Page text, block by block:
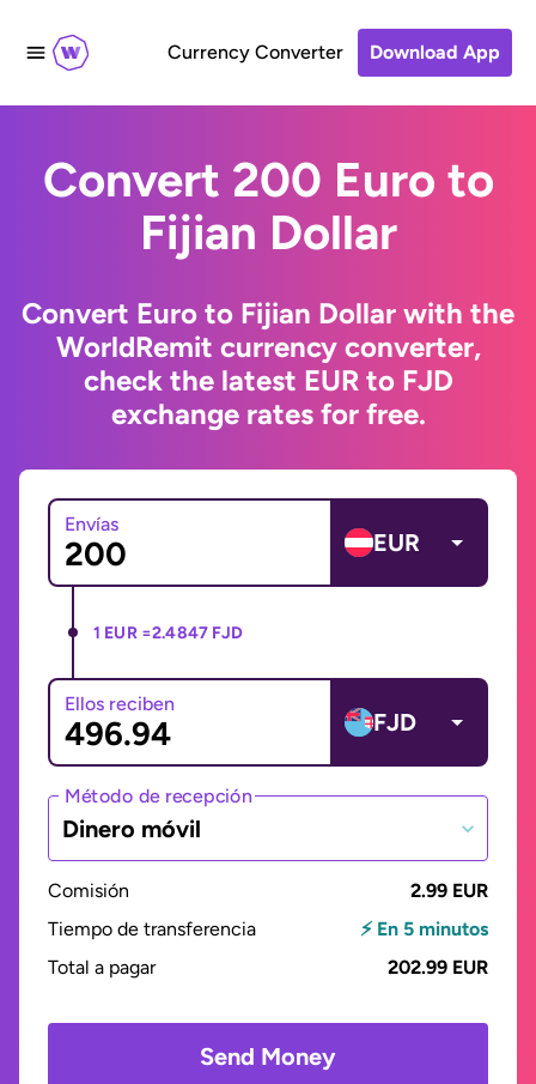
Currency Converter Download App
Convert 200 Euro to
Fijian Dollar
Convert Euro to Fijian Dollar with the
WorldRemit currency converter,
check the latest EUR to FJD
exchange rates for free.
Envías
EUR
1 EUR =2.4847 FJD
Ellos reciben
FJD
Método de recepción
Dinero móvil
Comisión
2.99 EUR
Tiempo de transferencia
⚡ En 5 minutos
Total a pagar
202.99 EUR
Send Money